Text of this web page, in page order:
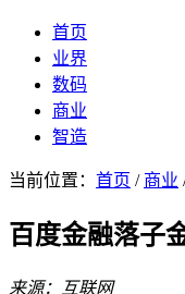
首页
业界
数码
商业
智造
当前位置： 首页 / 商业
百度金融落子
来源：互联网